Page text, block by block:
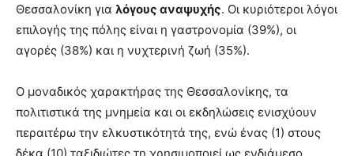
Θεσσαλονίκη για λόγους αναψυχής. Οι κυριότεροι λόγοι
επιλογής της πόλης είναι η γαστρονομία (39%), οι
αγορές (38%) και η νυχτερινή ζωή (35%).
Ο μοναδικός χαρακτήρας της Θεσσαλονίκης, τα
πολιτιστικά της μνημεία και οι εκδηλώσεις ενισχύουν
περαιτέρω την ελκυστικότητά της, ενώ ένας (1) στους